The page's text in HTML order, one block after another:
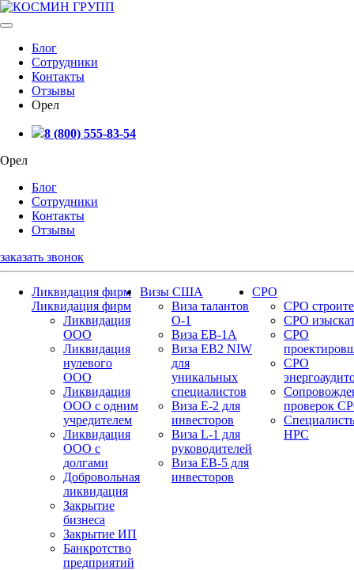
Блог
Сотрудники
Контакты
Отзывы
Орел
8 (800) 555-83-54
Орел
Блог
Сотрудники
Контакты
Отзывы
заказать звонок
Ликвидация фирм
Ликвидация фирм
Ликвидация
ООО
Ликвидация
нулевого
ООО
Ликвидация
ООО с одним
учредителем
Ликвидация
ООО с
долгами
Добровольная
ликвидация
Закрытие
бизнеса
Закрытие ИП
Банкротство
предприятий
Визы США
Виза талантов
О-1
Виза EB-1A
Виза EB2 NIW
для
уникальных
специалистов
Виза E-2 для
инвесторов
Виза L-1 для
руководителей
Виза EB-5 для
инвесторов
СРО
СРО
СРО
СРО
СРО
проверок
НРС